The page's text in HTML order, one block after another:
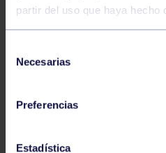
partir del uso que haya hecho
Necesarias
Preferencias
Estadística
ÓSCAR PALOMERO,
MUNDIAL